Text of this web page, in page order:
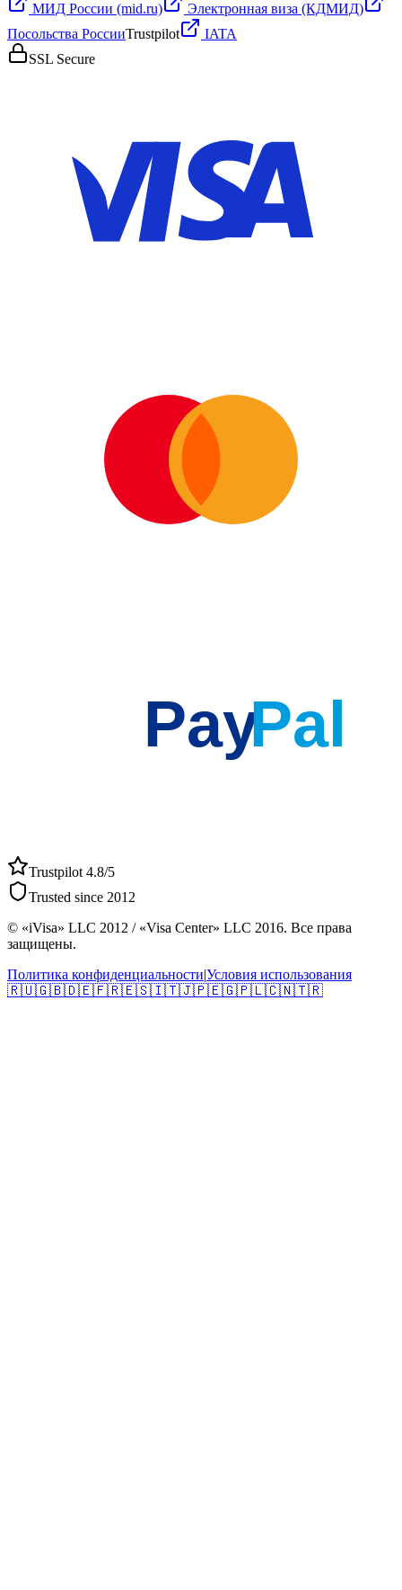
МИД России (mid.ru)
Электронная виза (КДМИД)
Посольства РоссииTrustpilot
IATA
SSL Secure
PayPal
Trustpilot 4.8/5
Trusted since 2012
© «iVisa» LLC 2012 / «Visa Center» LLC 2016. Все права
защищены.
Политика конфиденциальности|Условия использования
🇷🇺🇬🇧🇩🇪🇫🇷🇪🇸🇮🇹🇯🇵🇪🇬🇵🇱🇨🇳🇹🇷